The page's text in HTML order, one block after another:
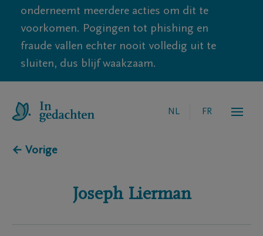
onderneemt meerdere acties om dit te
voorkomen. Pogingen tot phishing en
fraude vallen echter nooit volledig uit te
sluiten, dus blijf waakzaam.
NL FR
← Vorige
Joseph Lierman